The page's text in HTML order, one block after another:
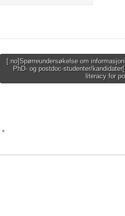
[:no]Spørreundersøkelse om
PhD- og postdoc-studenter/
literacy for
*